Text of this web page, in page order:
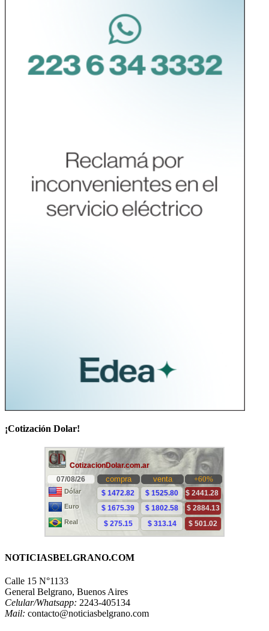
¡Cotización Dolar!
NOTICIASBELGRANO.COM
Calle 15 N°1133
General Belgrano, Buenos Aires
Celular/Whatsapp: 2243-405134
Mail: contacto@noticiasbelgrano.com